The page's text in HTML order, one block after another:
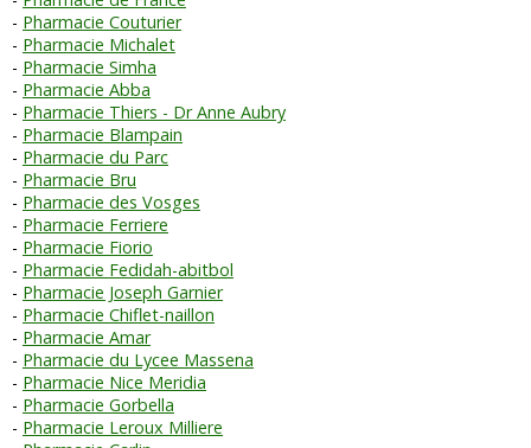
Pharmacie Couturier
Pharmacie Michalet
Pharmacie Simha
Pharmacie Abba
Pharmacie Thiers - Dr Anne Aubry
Pharmacie Blampain
Pharmacie du Parc
Pharmacie Bru
Pharmacie des Vosges
Pharmacie Ferriere
Pharmacie Fiorio
Pharmacie Fedidah-abitbol
Pharmacie Joseph Garnier
Pharmacie Chiflet-naillon
Pharmacie Amar
Pharmacie du Lycee Massena
Pharmacie Nice Meridia
Pharmacie Gorbella
Pharmacie Leroux Milliere